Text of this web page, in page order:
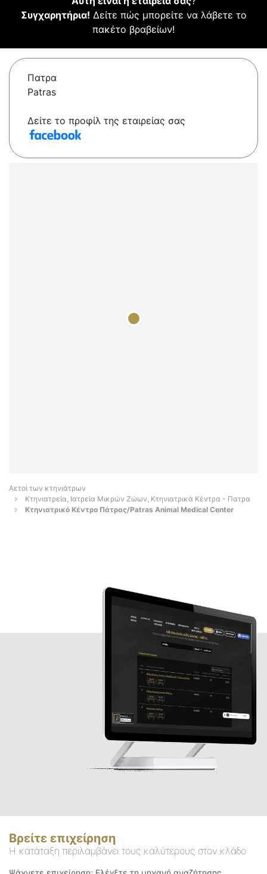
Συγχαρητήρια! Δείτε πώς μπορείτε να λάβετε το
πακέτο βραβείων!
Πατρα
Patras
Δείτε το προφίλ της εταιρείας σας
Αετοί των κτηνιάτρων
Κτηνιατρεία, Ιατρεία Μικρών Ζώων, Κτηνιατρικά Κέντρα - Πατρα
Κτηνιατρικό Κέντρο Πάτρας/Patras Animal Medical Center
Βρείτε επιχείρηση
Η κατάταξη περιλαμβάνει τους καλύτερους στον κλάδο